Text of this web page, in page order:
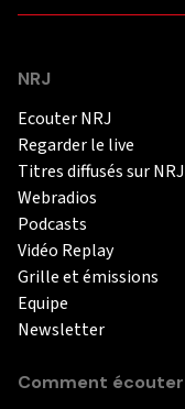
NRJ
Ecouter NRJ
Regarder le live
Titres diffusés sur NRJ
Webradios
Podcasts
Vidéo Replay
Grille et émissions
Equipe
Newsletter
Comment écouter